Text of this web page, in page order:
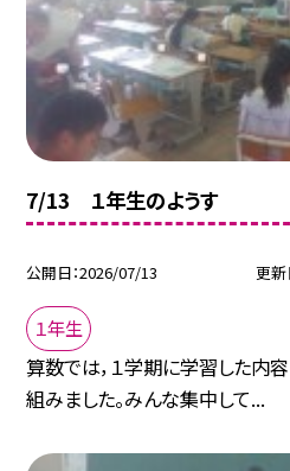
7/13 １年生のようす
公開日 2026/07/13 更新
１年生
算数では，１学期に学習した内
組みました。みんな集中して...